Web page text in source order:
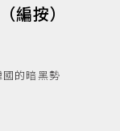
（編按）
的暗黑勢